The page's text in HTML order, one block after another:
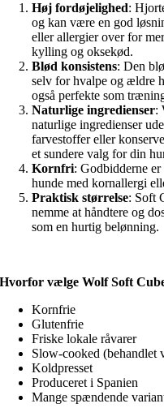
Høj fordøjelighed:
og kan være en god
eller allergier over for
kylling og oksekød.
Blød konsistens: Den
selv for hvalpe og ældre
også perfekte som
Naturlige ingredienser:
naturlige ingredienser
farvestoffer eller
et sundere valg for din
Kornfri: Godbidderne
hunde med kornallergi
Praktisk størrelse: Soft
nemme at håndtere og
som en hurtig belønning.
Hvorfor vælge Wolf Soft
Kornfrie
Glutenfrie
Friske lokale råvarer
Slow-cooked (behandlet
Koldpresset
Produceret i Spanien
Mange spændende